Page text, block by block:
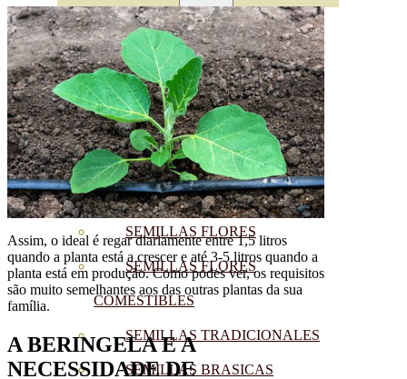
VER TODAS
BIODINÁMICAS DEMETER
HORTALIZA FRUTO
SEMILLAS HORTALIZA DE
HOJA
SEMILLAS AROMÁTICAS
SEMILLAS FLORES
SEMILLAS FLORES
COMESTIBLES
SEMILLAS TRADICIONALES
SEMILLAS BRASICAS
Assim, o ideal é regar diariamente entre 1,5 litros
quando a planta está a crescer e até 3-5 litros quando a
planta está em produção. Como podes ver, os requisitos
são muito semelhantes aos das outras plantas da sua
família.
A BERINGELA E A
NECESSIDADE DE